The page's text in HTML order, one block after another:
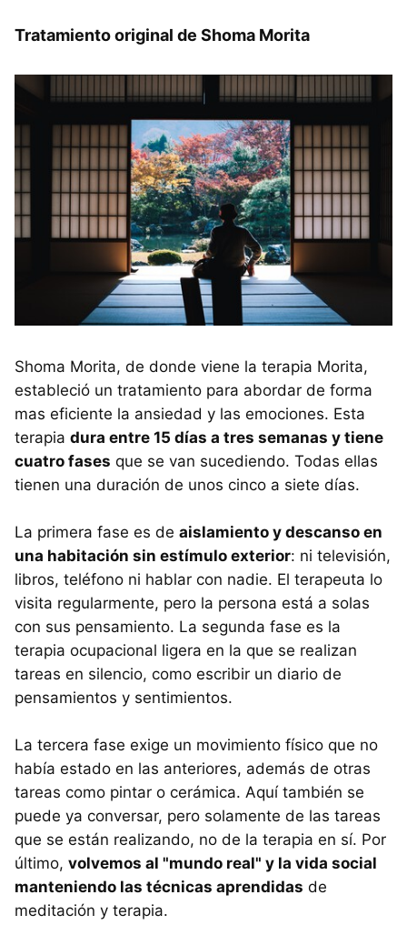
Tratamiento original de Shoma Morita
Shoma Morita, de donde viene la terapia Morita,
estableció un tratamiento para abordar de forma
mas eficiente la ansiedad y las emociones. Esta
terapia dura entre 15 días a tres semanas y tiene
cuatro fases que se van sucediendo. Todas ellas
tienen una duración de unos cinco a siete días.
La primera fase es de aislamiento y descanso en
una habitación sin estímulo exterior: ni televisión,
libros, teléfono ni hablar con nadie. El terapeuta lo
visita regularmente, pero la persona está a solas
con sus pensamiento. La segunda fase es la
terapia ocupacional ligera en la que se realizan
tareas en silencio, como escribir un diario de
pensamientos y sentimientos.
La tercera fase exige un movimiento físico que no
había estado en las anteriores, además de otras
tareas como pintar o cerámica. Aquí también se
puede ya conversar, pero solamente de las tareas
que se están realizando, no de la terapia en sí. Por
último, volvemos al "mundo real" y la vida social
manteniendo las técnicas aprendidas de
meditación y terapia.